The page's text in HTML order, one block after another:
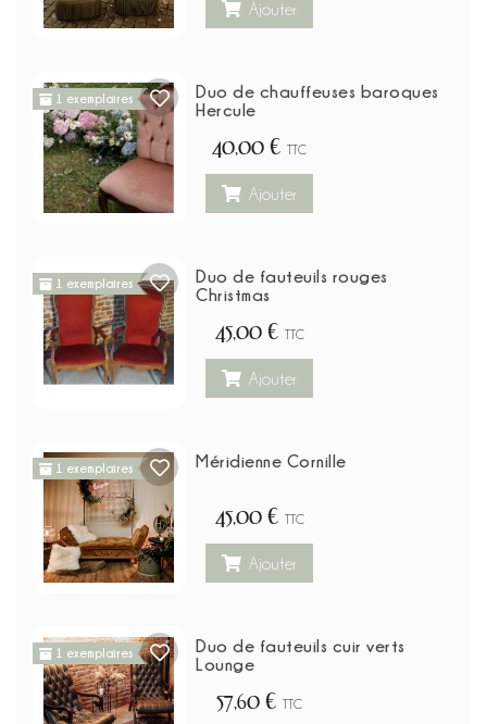
Ajouter
1 exemplaires
Duo de chauffeuses baroques
Hercule
40,00 € TTC
Ajouter
1 exemplaires
Duo de fauteuils rouges
Christmas
45,00 € TTC
Ajouter
1 exemplaires Méridienne Cornille
45,00 € TTC
Ajouter
1 exemplaires
Duo de fauteuils cuir verts
Lounge
57,60 € TTC